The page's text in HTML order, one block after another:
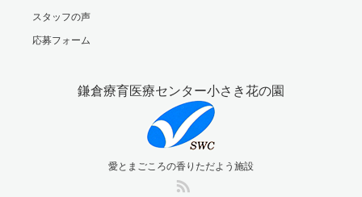
スタッフの声
応募フォーム
鎌倉療育医療センター小さき花の園
愛とまごころの香りただよう施設